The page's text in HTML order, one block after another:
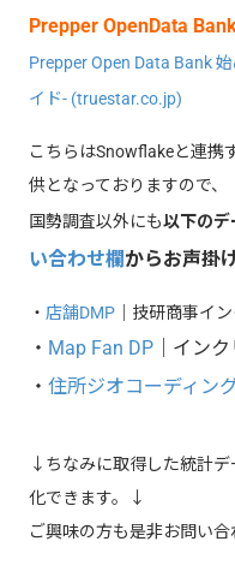
Prepper OpenData
Prepper Open Data Bank
イド- (truestar.co.jp)
こちらはSnowflakeと連携
供となっておりますので、
国勢調査以外にも以下のデ
い合わせ欄 からお声掛
・ 店舗DMP ｜技研商事イ
・ Map Fan DP ｜イン
・ 住所ジオコーディン
↓ちなみに取得した統計
化できます。↓
ご興味の方も是非お問い合